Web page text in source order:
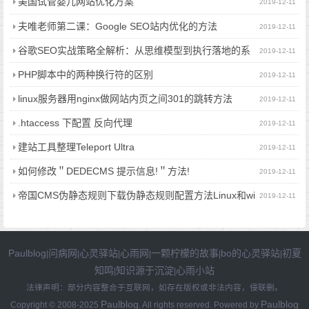
2019-12-11
夫唯老师第二课：Google SEO站内优化的方法
2019-12-11
谷歌SEO实战策略全解析：从思维模型到执行落地的系
统性指南 2019-12-11
PHP脚本中的两种换行符的区别
2019-12-11
linux服务器用nginx做网站内页之间301的跳转方法
2019-12-11
.htaccess 下配置 反向代理
2019-12-11
建站工具整理Teleport Ultra
2019-12-11
如何修改＂DEDECMS 提示信息!＂方法!
2019-12-11
帝国CMS伪静态规则下载伪静态规则配置方法Linux和wi
Paulblog|问病网|心灵驿站|心雨网|一颗柠檬的故事|bo的心灵驿站|初夏
知鸣|知识源于沉淀|心雨小站
法律声明：部分内容整合于互联网，如存在版权或非法内容，侵联删。
Copyright © 2008-2025 Paulblog . All rights reserved. Powered by Paulblog